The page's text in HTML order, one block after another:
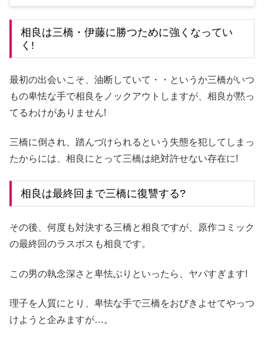
相良は三橋・伊藤に勝つために強くなってい
く!
最初の出会いこそ、油断していて・・というか三橋がいつ
もの卑怯な手で相良をノックアウトしますが、相良が黙っ
てるわけがありません!
三橋に倒され、踏んづけられるという失態を犯してしまっ
たからには、相良にとって三橋は絶対許せない存在に!
相良は最終回まで三橋に復讐する?
その後、何度も対決する三橋と相良ですが、原作コミック
の最終回のラスボスも相良です。
この男の執念深さと卑怯ぶりといったら、ヤバすぎます!
理子を人質にとり、卑怯な手で三橋をおびきよせてやっつ
けようと企みますが…。